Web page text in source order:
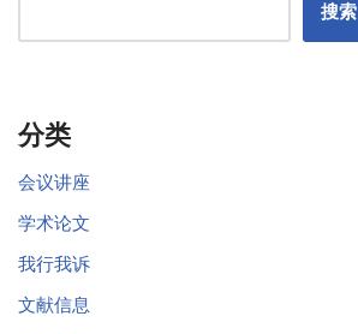
搜索
分类
会议讲座
学术论文
我行我诉
文献信息